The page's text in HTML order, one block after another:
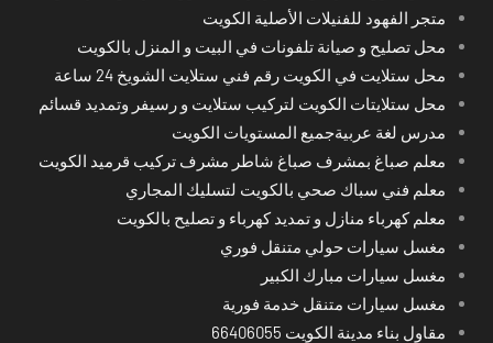
متجر الفهود للفنيلات الأصلية الكويت
محل تصليح و صيانة تلفونات في البيت و المنزل بالكويت
محل ستلايت في الكويت رقم فني ستلايت الشويخ 24 ساعة
محل ستلايتات الكويت لتركيب ستلايت و رسيفر وتمديد قسائم
مدرس لغة عربيةجميع المستويات الكويت
معلم صباغ بمشرف صباغ شاطر مشرف تركيب قرميد الكويت
معلم فني سباك صحي بالكويت لتسليك المجاري
معلم كهرباء منازل و تمديد كهرباء و تصليح بالكويت
مغسل سيارات حولي متنقل فوري
مغسل سيارات مبارك الكبير
مغسل سيارات متنقل خدمة فورية
مقاول بناء مدينة الكويت 66406055